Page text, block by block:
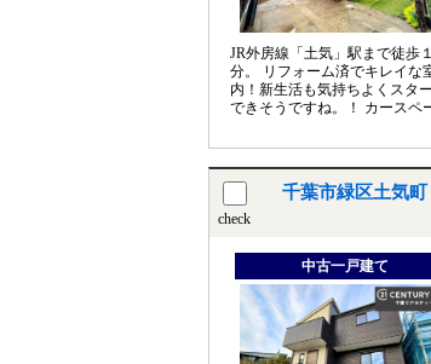
JR外房線「土気」駅まで徒歩
分。 リフォーム済でキレイな
内！新生活も気持ちよくスタ
できそうですね。！ カースペ
の方も安心
check
千葉市緑区土気
中古一戸建て